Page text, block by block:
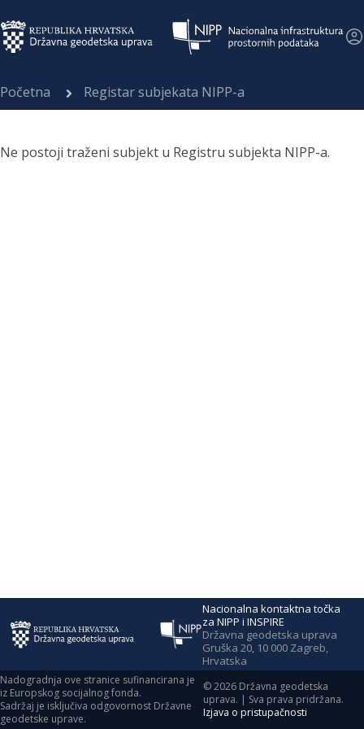
Početna Registar subjekata NIPP-a
Ne postoji traženi subjekt u Registru subjekta NIPP-a.
Nacionalna kontaktna točka
za NIPP i INSPIRE
Državna geodetska uprava
Gruška 20, 10 000 Zagreb,
Hrvatska
Nadogradnja ove stranice sufinancirana je
iz Europskog socijalnog fonda.
Sadržaj je isključiva odgovornost Državne
geodetske uprave.
©2026 Državna geodetska
uprava. | Sva prava pridržana.
Izjava o pristupačnosti